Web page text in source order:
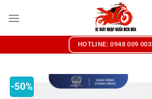
đến
HOTLINE: 0948 009 003
-50%